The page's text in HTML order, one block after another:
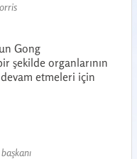
Gong
şekilde organlarının
devam etmeleri için